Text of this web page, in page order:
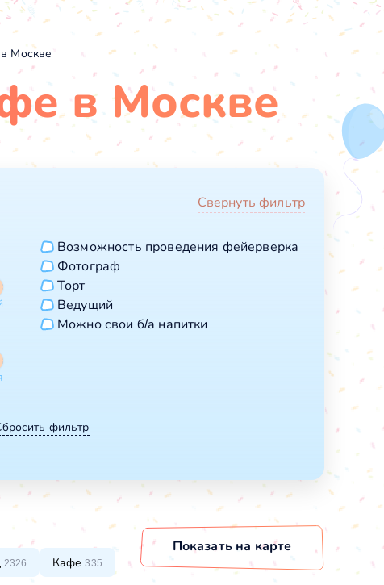
Москве
в Москве
Свернуть фильтр
Возможность проведения фейерверка
Фотограф
Торт
Ведущий
Можно свои б/а напитки
фильтр
2326 Кафе 335
Показатьна карте